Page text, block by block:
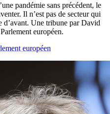
pandémie sans précédent, le
Il n’est pas de secteur qui
d’avant. Une tribune par David
européen.
européen